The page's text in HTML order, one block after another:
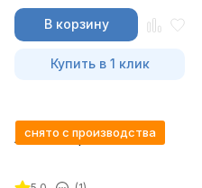
В корзину
Купить в 1 клик
снято с производства
Автосканер FCAR F5-G